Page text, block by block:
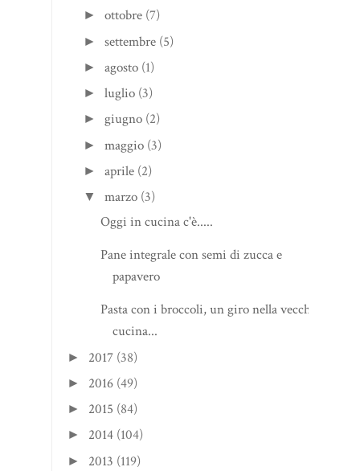
►ottobre (7)
►settembre (5)
►agosto (1)
►luglio (3)
►giugno (2)
►maggio (3)
►aprile (2)
▼ marzo (3)
Oggi in cucina c'è.....
Pane integrale con semi di zucca e
papavero
Pasta con i broccoli, un giro nella vecchia
cucina...
► 2017 (38)
► 2016 (49)
► 2015 (84)
► 2014 (104)
► 2013 (119)